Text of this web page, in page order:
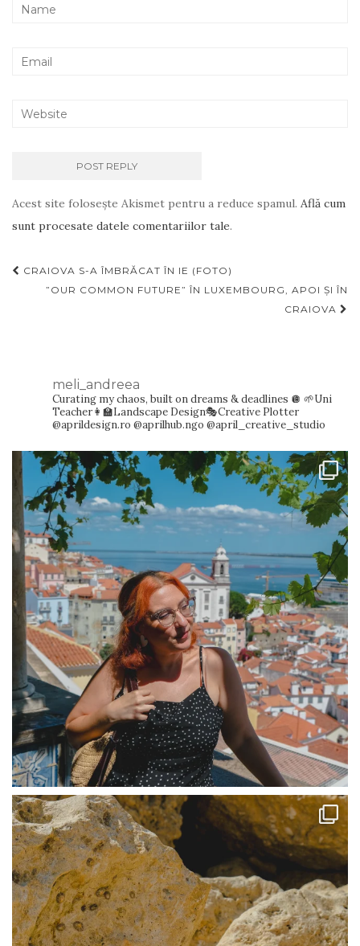
Acest site folosește Akismet pentru a reduce spamul. Află cum
sunt procesate datele comentariilor tale.
Navigare
articole
CRAIOVA S-A ÎMBRĂCAT ÎN IE (FOTO)
”OUR COMMON FUTURE” ÎN LUXEMBOURG, APOI ȘI ÎN
CRAIOVA
meli_andreea
Curating my chaos, built on dreams & deadlines 🪩 🌱Uni
Teacher👩‍🏫Landscape Design🎭Creative Plotter
@aprildesign.ro @aprilhub.ngo @april_creative_studio